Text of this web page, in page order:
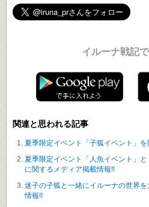
イルーナ戦記で
関連と思われる記事
夏季限定イベント「子狐イベント」を
夏季限定イベント「人魚イベント」
に関するメディア掲載情報!!
迷子の子狐と一緒にイルーナの世界
情報!!